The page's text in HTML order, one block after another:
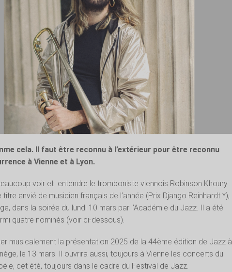
cela. Il faut être reconnu à l’extérieur pour être reconnu
à Vienne et à Lyon.
voir et entendre le tromboniste viennois Robinson Khoury
titre envié de musicien français de l’année (Prix Django Reinhardt *),
dans la soirée du lundi 10 mars par l’Académie du Jazz. Il a été
quatre nominés (voir ci-dessous).
musicalement la présentation 2025 de la 44ème édition de Jazz à
le 13 mars. Il ouvrira aussi, toujours à Vienne les concerts du
cet été, toujours dans le cadre du Festival de Jazz.